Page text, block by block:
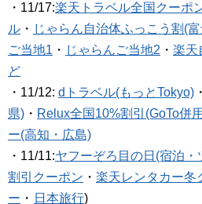
・11/17:楽天トラベル全国クーポ
ル ・ じゃらん自治体ふっこう割(
ご当地1 ・ じゃらんご当地2 ・ 楽天
ど
・11/12: dトラベル(もっとTokyo) ・
県) ・ Relux全国10%割引(GoTo併
ー(高知・広島)
・11/11:ヤフーぞろ目の日(宿泊・
割引クーポン ・ 楽天レンタカー冬
ー ・ 日本旅行)